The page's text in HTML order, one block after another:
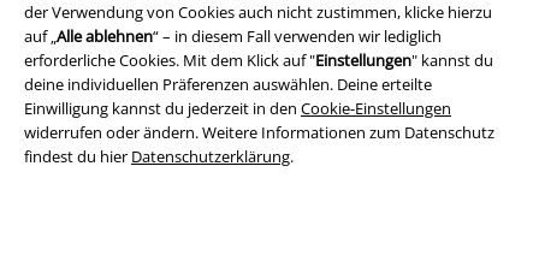
der Verwendung von Cookies auch nicht zustimmen, klicke hierzu
auf „Alle ablehnen“ – in diesem Fall verwenden wir lediglich
erforderliche Cookies. Mit dem Klick auf "Einstellungen" kannst du
deine individuellen Präferenzen auswählen. Deine erteilte
Einwilligung kannst du jederzeit in den Cookie-Einstellungen
widerrufen oder ändern. Weitere Informationen zum Datenschutz
findest du hier Datenschutzerklärung.
Datenschutz
Entsorgung und Umweltschutz
Konformitätserklärung